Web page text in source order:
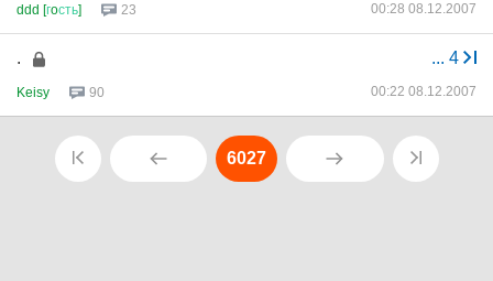
ddd [гoсть] 23 00:28 08.12.2007
... 4
.
Keisy 90 00:22 08.12.2007
6027